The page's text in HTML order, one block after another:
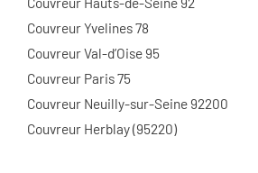
Couvreur Yvelines 78
Couvreur Val-d’Oise 95
Couvreur Paris 75
Couvreur Neuilly-sur-Seine 92200
Couvreur Herblay (95220)